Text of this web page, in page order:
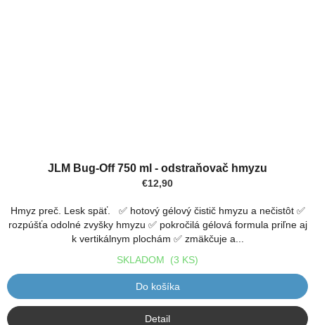
JLM Bug-Off 750 ml - odstraňovač hmyzu
€12,90
Hmyz preč. Lesk späť. ✅ hotový gélový čistič hmyzu a nečistôt ✅
rozpúšťa odolné zvyšky hmyzu ✅ pokročilá gélová formula priľne aj
k vertikálnym plochám ✅ zmäkčuje a...
SKLADOM (3 KS)
Do košíka
Detail